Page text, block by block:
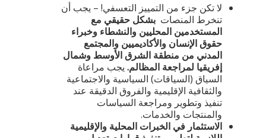
لا تكن جزء من التمييز التعسفي! – يجب أن
تنخرط المنصات بشكل حقيقي مع
المستخدمين المحليين والنشطاء وخبراء
حقوق الإنسان والأكاديميين والمجتمع
المدني من منطقة الشرق الأوسط وشمال
إفريقيا لمراجعة المظالم. يجب مراعاة
السياق (السياقات) السياسية والاجتماعية
والثقافية الإقليمية والفروق الدقيقة عند
تنفيذ وتطوير ومراجعة السياسات
والمنتجات والخدمات.
الاستثمار في الخبرات المحلية والإقليمية